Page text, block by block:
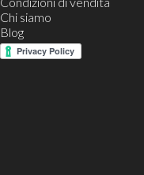
Chi siamo
Blog